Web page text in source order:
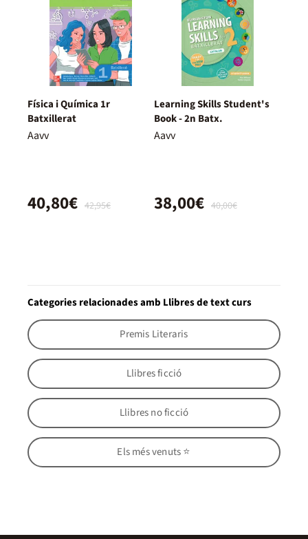
Física i Química 1r
Batxillerat
Aavv
42,95€
40,80€
Learning Skills Student's
Book - 2n Batx.
Aavv
40,00€
38,00€
Categories relacionades amb Llibres de text curs
Premis Literaris
Llibres ficció
Llibres no ficció
Els més venuts ⭐